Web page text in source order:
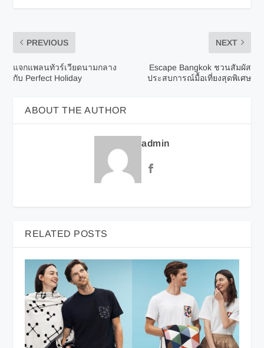
PREVIOUS
แจกแพลนทัวร์เวียดนามกลาง
กับ Perfect​ Holiday
NEXT
Escape Bangkok ชวนสัมผัส
ประสบการณ์มื้อเที่ยงสุดพิเศษ
ABOUT THE AUTHOR
admin
RELATED POSTS